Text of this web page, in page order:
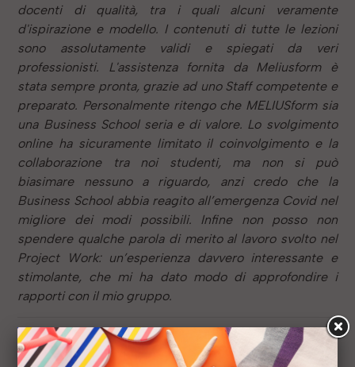
docenti di qualità, tra i quali alcuni veramente
d'ispirazione e modello. I contenuti di tutte le lezioni
sono assolutamente validi e spiegati da veri
professionisti. L'assistenza fornita da Meliusform è
stata sempre pronta, grazie ad uno Staff competente e
preparato. Personalmente ritengo che MELIUSform sia
una Business School seria e di valore. Lo svolgimento
online ha sicuramente limitato il coinvolgimento e la
collaborazione tra noi studenti, ma non si può
biasimare nessuno a riguardo, anzi credo che la
Business School abbia reagito all’emergenza Covid nel
migliore dei modi possibili. Infine non posso non
spendere qualche parola di merito al lavoro svolto nel
Project Work: un’esperienza davvero interessante e
stimolante, che mi ha dato modo di approfondire i
rapporti con il mio gruppo.
Anno:2020
Sede:Video Live Streaming